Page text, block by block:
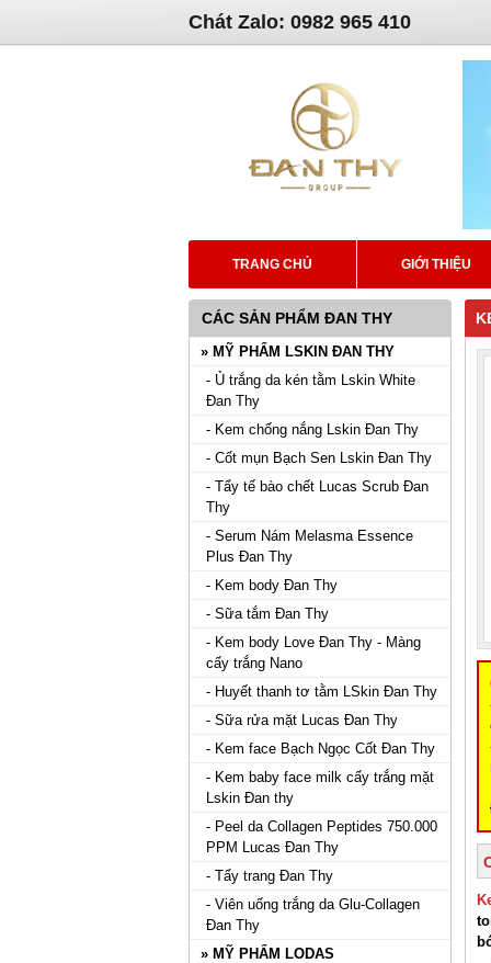
Chát Zalo: 0982 965 410
TRANG CHỦ GIỚI THIỆU
CÁC SẢN PHẨM ĐAN THY
» MỸ PHẨM LSKIN ĐAN THY
- Ủ trắng da kén tằm Lskin White
Đan Thy
- Kem chống nắng Lskin Đan Thy
- Cốt mụn Bạch Sen Lskin Đan Thy
- Tẩy tế bào chết Lucas Scrub Đan
Thy
- Serum Nám Melasma Essence
Plus Đan Thy
- Kem body Đan Thy
- Sữa tắm Đan Thy
- Kem body Love Đan Thy - Màng
cấy trắng Nano
- Huyết thanh tơ tằm LSkin Đan Thy
- Sữa rửa mặt Lucas Đan Thy
- Kem face Bạch Ngọc Cốt Đan Thy
- Kem baby face milk cấy trắng mặt
Lskin Đan thy
- Peel da Collagen Peptides 750.000
PPM Lucas Đan Thy
- Tẩy trang Đan Thy
- Viên uống trắng da Glu-Collagen
Đan Thy
» MỸ PHẨM LODAS